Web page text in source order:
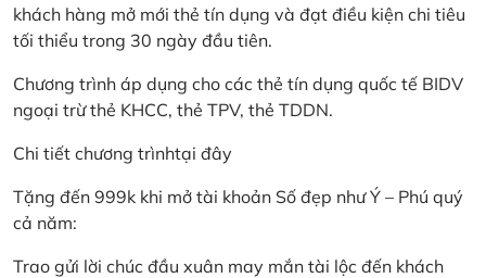
khách hàng mở mới thẻ tín dụng và đạt điều kiện chi tiêu
tối thiểu trong 30 ngày đầu tiên.
Chương trình áp dụng cho các thẻ tín dụng quốc tế BIDV
ngoại trừ thẻ KHCC, thẻ TPV, thẻ TDDN.
Chi tiết chương trìnhtại đây
Tặng đến 999k khi mở tài khoản Số đẹp như Ý – Phú quý
cả năm:
Trao gửi lời chúc đầu xuân may mắn tài lộc đến khách